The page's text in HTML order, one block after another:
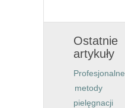
Ostatnie
artykuły
Profesjonalne
metody
pielęgnacji